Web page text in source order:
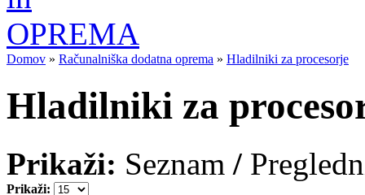
Domov » Računalniška dodatna oprema » Hladilniki za procesorje
Hladilniki za
Prikaži: Seznam /
Prikaži: